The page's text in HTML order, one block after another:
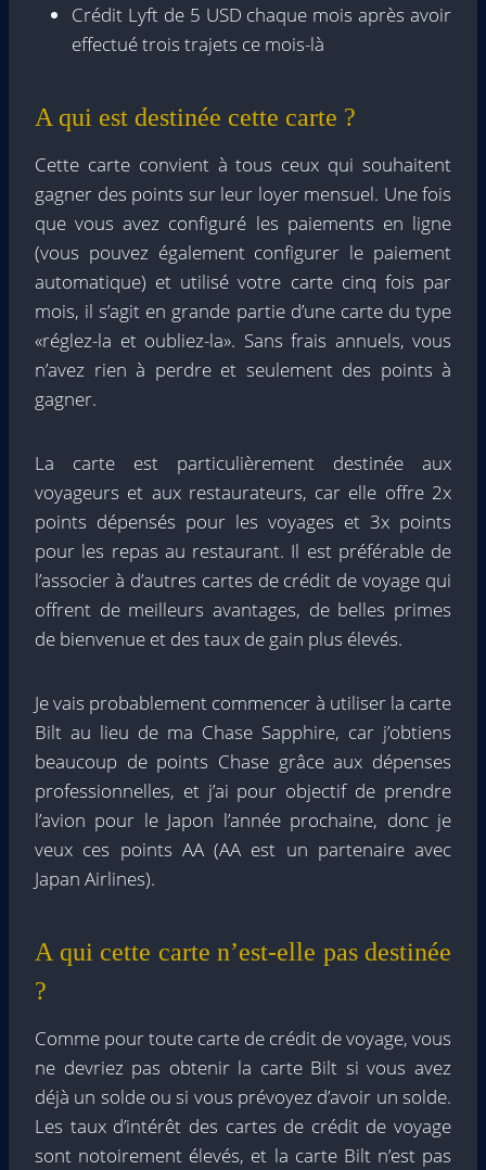
Crédit Lyft de 5 USD chaque mois après avoir
effectué trois trajets ce mois-là
A qui est destinée cette carte ?
Cette carte convient à tous ceux qui souhaitent
gagner des points sur leur loyer mensuel. Une fois
que vous avez configuré les paiements en ligne
(vous pouvez également configurer le paiement
automatique) et utilisé votre carte cinq fois par
mois, il s’agit en grande partie d’une carte du type
«réglez-la et oubliez-la». Sans frais annuels, vous
n’avez rien à perdre et seulement des points à
gagner.
La carte est particulièrement destinée aux
voyageurs et aux restaurateurs, car elle offre 2x
points dépensés pour les voyages et 3x points
pour les repas au restaurant. Il est préférable de
l’associer à d’autres cartes de crédit de voyage qui
offrent de meilleurs avantages, de belles primes
de bienvenue et des taux de gain plus élevés.
Je vais probablement commencer à utiliser la carte
Bilt au lieu de ma Chase Sapphire, car j’obtiens
beaucoup de points Chase grâce aux dépenses
professionnelles, et j’ai pour objectif de prendre
l’avion pour le Japon l’année prochaine, donc je
veux ces points AA (AA est un partenaire avec
Japan Airlines).
A qui cette carte n’est-elle pas destinée
?
Comme pour toute carte de crédit de voyage, vous
ne devriez pas obtenir la carte Bilt si vous avez
déjà un solde ou si vous prévoyez d’avoir un solde.
Les taux d’intérêt des cartes de crédit de voyage
sont notoirement élevés, et la carte Bilt n’est pas